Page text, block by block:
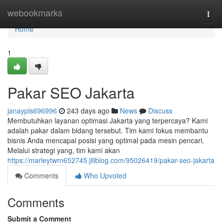
webookmarks
Home
Home
1
Pakar SEO Jakarta
janaypls696996 243 days ago News
Discuss
Membutuhkan layanan optimasi Jakarta yang terpercaya? Kami
adalah pakar dalam bidang tersebut. Tim kami fokus membantu
bisnis Anda mencapai posisi yang optimal pada mesin pencari.
Melalui strategi yang, tim kami akan
https://marleytwrn652745.jiliblog.com/95026419/pakar-seo-jakarta
Comments
Who Upvoted
Comments
Submit a Comment